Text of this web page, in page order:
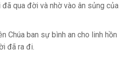
qua đời và nhờ vào ân sủng của
Chúa ban sự bình an cho linh hồn
đã ra đi.